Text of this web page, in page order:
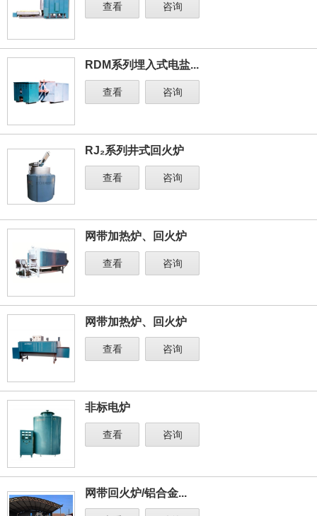
查看 咨询
RDM系列埋入式电盐...
查看 咨询
RJ₂系列井式回火炉
查看 咨询
网带加热炉、回火炉
查看 咨询
网带加热炉、回火炉
查看 咨询
非标电炉
查看 咨询
网带回火炉/铝合金...